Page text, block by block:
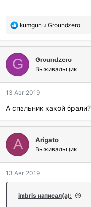
П
б
а
г
о
а
и
л
:
kumgun и Groundzero
G Groundzero
Выживальщик
13 Авг 2019
А спальник какой брали?
A Arigato
Выживальщик
13 Авг 2019
imbris написал(а):